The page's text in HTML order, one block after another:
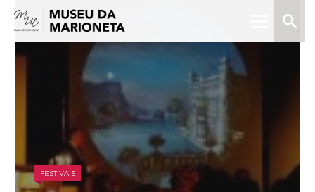
Museu
da
Marioneta
FESTIVAIS